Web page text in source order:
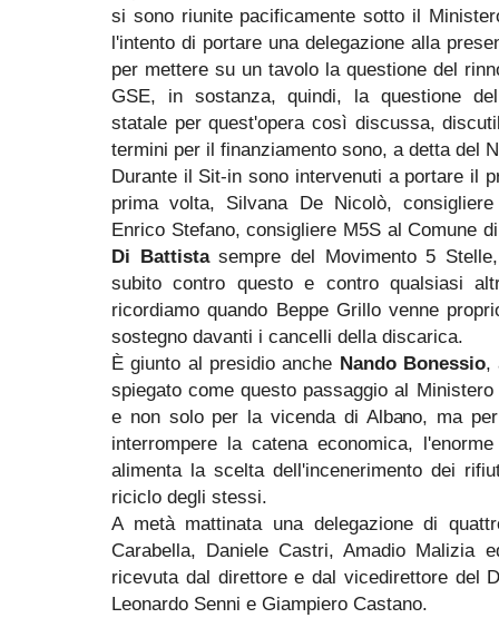
si sono riunite pacificamente sotto il
l'intento di portare una delegazione alla
per mettere su un tavolo la questione del
GSE, in sostanza, quindi, la questione
statale per quest'opera così discussa,
termini per il finanziamento sono, a detta del
Durante il Sit-in sono intervenuti a portare il
prima volta, Silvana De Nicolò,
Enrico Stefano, consigliere M5S al Comune
Di Battistasempre del Movimento 5
subito contro questo e contro qualsiasi
ricordiamo quando Beppe Grillo venne
sostegno davanti i cancelli della discarica.
È giunto al presidio anche Nando Bonessio,
spiegato come questo passaggio al
e non solo per la vicenda di Albano, ma
interrompere la catena economica,
alimenta la scelta dell'incenerimento dei
riciclo degli stessi.
A metà mattinata una delegazione di
Carabella, Daniele Castri, Amadio Malizia
ricevuta dal direttore e dal vicedirettore del
Leonardo Senni e Giampiero Castano.